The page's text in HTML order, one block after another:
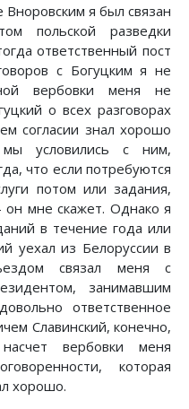
я был связан
польской разведки
ответственный пост
с Богуцким я не
вербовки меня не
о всех разговорах
согласии знал хорошо
условились с ним,
что если потребуются
потом или задания,
мне скажет. Однако я
в течение года или
уехал из Белоруссии в
связал меня с
занимавшим
ответственное
Славинский, конечно,
вербовки меня
которая
хорошо.